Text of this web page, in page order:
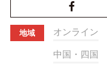
地域 オンライン
中国・四国